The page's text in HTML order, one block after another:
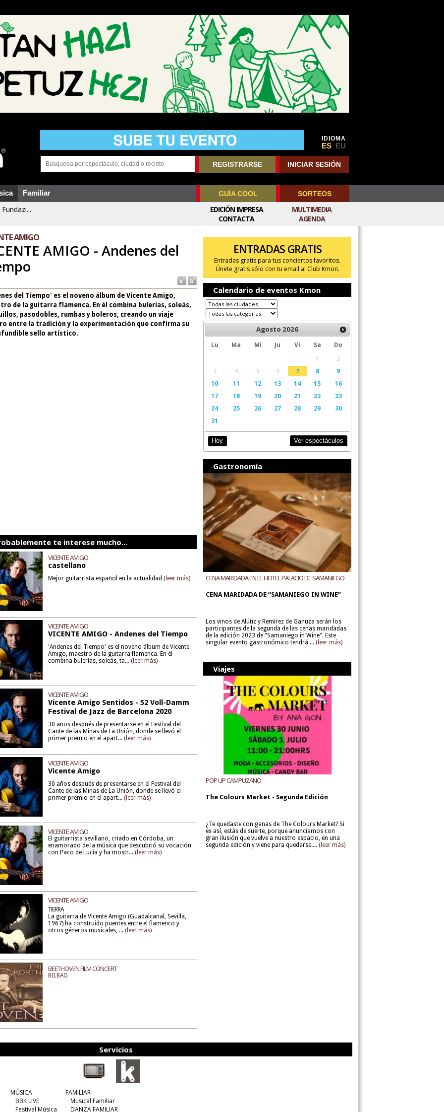
IDIOMA
ES EU
REGISTRARSE INICIAR SESIÓN
Familiar GUÍA COOL SORTEOS
MULTIMEDIA
AGENDA
EDICIÓN IMPRESA
CONTACTA
AMIGO
AMIGO - Andenes del
del Tiempo' es el noveno álbum de Vicente Amigo,
de la guitarra flamenca. En él combina bulerías, soleás,
pasodobles, rumbas y boleros, creando un viaje
entre la tradición y la experimentación que confirma su
sello artístico.
te interese mucho...
VICENTE AMIGO
castellano
Mejor guitarrista español en la actualidad(leer más)
VICENTE AMIGO
VICENTE AMIGO - Andenes del Tiempo
'Andenes del Tiempo' es el noveno álbum de Vicente
Amigo, maestro de la guitarra flamenca. En él
combina bulerías, soleás, ta...(leer más)
VICENTE AMIGO
Vicente Amigo Sentidos - 52 Voll-Damm
Festival de Jazz de Barcelona 2020
30 años después de presentarse en el Festival del
Cante de las Minas de La Unión, donde se llevó el
primer premio en el apart...(leer más)
VICENTE AMIGO
Vicente Amigo
30 años después de presentarse en el Festival del
Cante de las Minas de La Unión, donde se llevó el
primer premio en el apart...(leer más)
VICENTE AMIGO
El guitarrista sevillano, criado en Córdoba, un
enamorado de la música que descubrió su vocación
con Paco de Lucía y ha mostr...(leer más)
VICENTE AMIGO
TIERRA
La guitarra de Vicente Amigo (Guadalcanal, Sevilla,
1967) ha construido puentes entre el flamenco y
otros géneros musicales, ...(leer más)
BEETHOVEN FILM CONCERT
BILBAO
ENTRADAS GRATIS
Entradas gratis para tus conciertos favoritos.
Únete gratis sólo con tu email al Club Kmon.
Calendario de eventos Kmon
Agosto 2026
Lu Ma Mi Ju Vi Sa
Do
1
2
3
4 5 6 7 8
9
10
11 12 13 14 15
16
17
18 19 20 21 22
23
24
25 26 27 28 29
30
31
Hoy Ver espectáculos
Gastronomía
CENA MARIDADA EN EL HOTEL PALACIO DE SAMANIEGO
CENA MARIDADA DE “SAMANIEGO IN WINE”
Los vinos de Alútiz y Remírez de Ganuza serán los
participantes de la segunda de las cenas maridadas
de la edición 2023 de "Samaniego in Wine". Este
singular evento gastronómico tendrá ... (leer más)
Viajes
POP UP CAMPUZANO
The Colours Market - Segunda Edición
¿Te quedaste con ganas de The Colours Market? Si
es así, estás de suerte, porque anunciamos con
gran ilusión que vuelve a nuestro espacio, en una
segunda edición y viene para quedarse.... (leer más)
Servicios
MÚSICA
BBK LIVE
Festival Música
FAMILIAR
Musical Familiar
DANZA FAMILIAR